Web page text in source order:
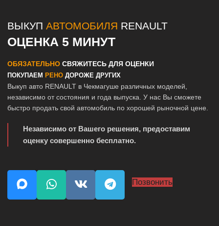
ВЫКУП АВТОМОБИЛЯ RENAULT
ОЦЕНКА 5 МИНУТ
ОБЯЗАТЕЛЬНО СВЯЖИТЕСЬ ДЛЯ ОЦЕНКИ
ПОКУПАЕМ РЕНО ДОРОЖЕ ДРУГИХ
Выкуп авто RENAULT в Чекмагуше различных моделей,
независимо от состояния и года выпуска. У нас Вы сможете
быстро продать свой автомобиль по хорошей рыночной цене.
Независимо от Вашего решения, предоставим
оценку совершенно бесплатно.
Позвонить